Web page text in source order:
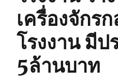
เครื่องจักร
โรงงาน มีป
5ล้านบาท